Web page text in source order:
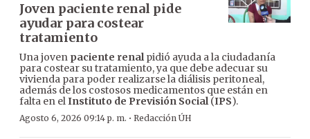
Joven paciente renal pide
ayudar para costear
tratamiento
Una joven paciente renalpidió ayuda a la ciudadanía
para costear su tratamiento, ya que debe adecuar su
vivienda para poder realizarse la diálisis peritoneal,
además de los costosos medicamentos que están en
falta en elInstituto de Previsión Social(IPS).
Agosto 6, 2026 09:14 p. m. · Redacción ÚH